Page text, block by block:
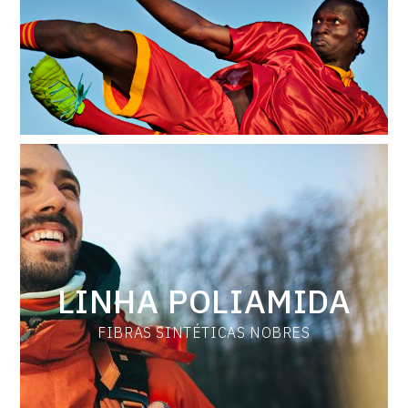
Baixe o catálogo
LINHA POLIAMIDA
FIBRAS SINTÉTICAS NOBRES